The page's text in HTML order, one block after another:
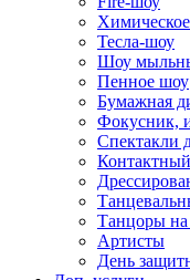
Тесла-шоу
Шоу
Пенное шоу
Бумажная
Фокусник,
Спектакли
Танцоры на
Артисты
День